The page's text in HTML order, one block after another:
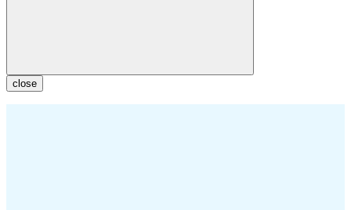
close